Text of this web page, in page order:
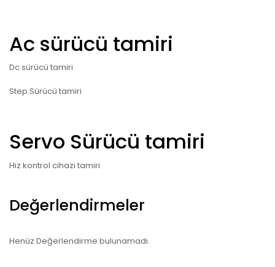
Ac sürücü tamiri
Dc sürücü tamiri
Step Sürücü tamiri
Servo Sürücü tamiri
Hiz kontrol cihazi tamiri
Değerlendirmeler
Henüz Değerlendirme bulunamadı.